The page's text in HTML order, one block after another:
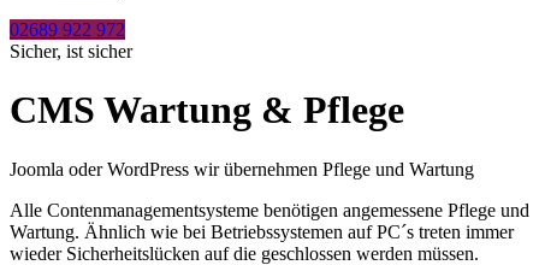
02689 922 972
Sicher, ist sicher
CMS Wartung & Pflege
Joomla oder WordPress wir übernehmen Pflege und Wartung
Alle Contenmanagementsysteme benötigen angemessene Pflege und
Wartung. Ähnlich wie bei Betriebssystemen auf PC´s treten immer
wieder Sicherheitslücken auf die geschlossen werden müssen.